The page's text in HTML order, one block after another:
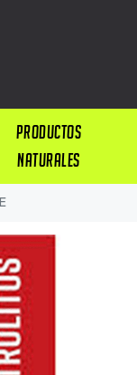
PRODUCTOS
NATURALES